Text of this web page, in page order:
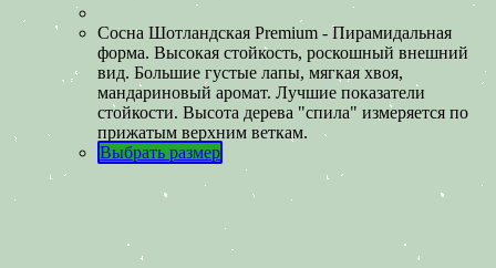
Сосна Шотландская Premium - Пирамидальная
форма. Высокая стойкость, роскошный внешний
вид. Большие густые лапы, мягкая хвоя,
мандариновый аромат. Лучшие показатели
стойкости. Высота дерева "спила" измеряется по
прижатым верхним веткам.
Выбрать размер